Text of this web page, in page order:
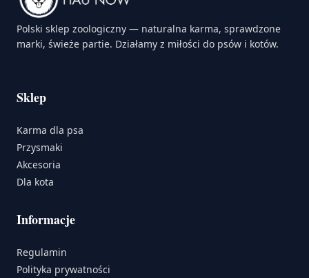
Polski sklep zoologiczny — naturalna karma, sprawdzone
marki, świeże partie. Działamy z miłości do psów i kotów.
Sklep
Karma dla psa
Przysmaki
Akcesoria
Dla kota
Informacje
Regulamin
Polityka prywatności